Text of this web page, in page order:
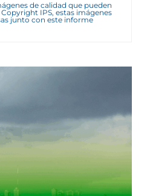
de calidad que pueden
IPS, estas imágenes
junto con este informe